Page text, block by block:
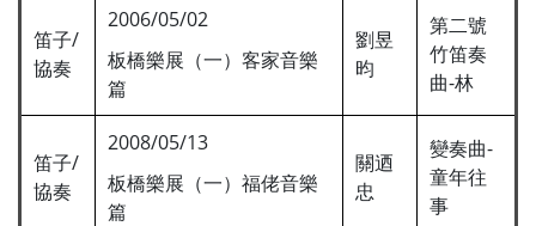
笛子/
協奏
2006/05/02
板橋樂展（一）客家音樂
篇
劉昱
昀
第二號
竹笛奏
曲-林
笛子/
協奏
2008/05/13
板橋樂展（一）福佬音樂
篇
關迺
忠
變奏曲-
童年往
事